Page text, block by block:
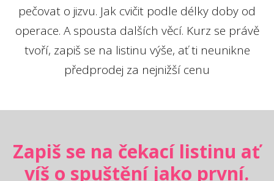
pečovat o jizvu. Jak cvičit podle délky doby od
operace. A spousta dalších věcí. Kurz se právě
tvoří, zapiš se na listinu výše, ať ti neunikne
předprodej za nejnižší cenu
Zapiš se na čekací listinu ať
víš o spuštění jako první.